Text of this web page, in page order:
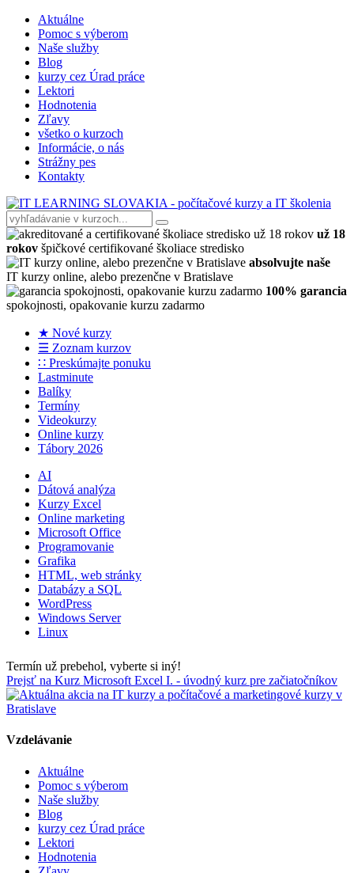
Aktuálne
Pomoc s výberom
Naše služby
Blog
kurzy cez Úrad práce
Lektori
Hodnotenia
Zľavy
všetko o kurzoch
Informácie, o nás
Strážny pes
Kontakty
už 18
rokov špičkové certifikované školiace stredisko
absolvujte naše
IT kurzy online, alebo prezenčne v Bratislave
100% garancia
spokojnosti, opakovanie kurzu zadarmo
★ Nové kurzy
☰ Zoznam kurzov
∷ Preskúmajte ponuku
Lastminute
Balíky
Termíny
Videokurzy
Online kurzy
Tábory 2026
AI
Dátová analýza
Kurzy Excel
Online marketing
Microsoft Office
Programovanie
Grafika
HTML, web stránky
Databázy a SQL
WordPress
Windows Server
Linux
Termín už prebehol, vyberte si iný!
Prejsť na Kurz Microsoft Excel I. - úvodný kurz pre začiatočníkov
Vzdelávanie
Aktuálne
Pomoc s výberom
Naše služby
Blog
kurzy cez Úrad práce
Lektori
Hodnotenia